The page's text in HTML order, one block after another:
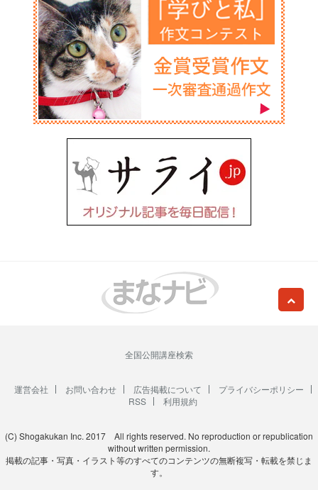
全国公開講座検索
運営会社 お問い合わせ 広告掲載について
プライバシーポリシー
RSS
利用規約
(C) Shogakukan Inc. 2017 All rights reserved. No reproduction or republication
without written permission.
掲載の記事・写真・イラスト等のすべてのコンテンツの無断複写・転載を禁じま
す。